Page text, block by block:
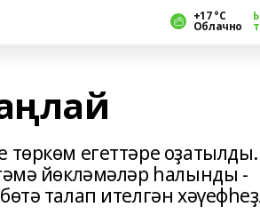
+17 °С
Облачно
егеттәре оҙатылды.
йөкләмәләр һалынды -
талап ителгән